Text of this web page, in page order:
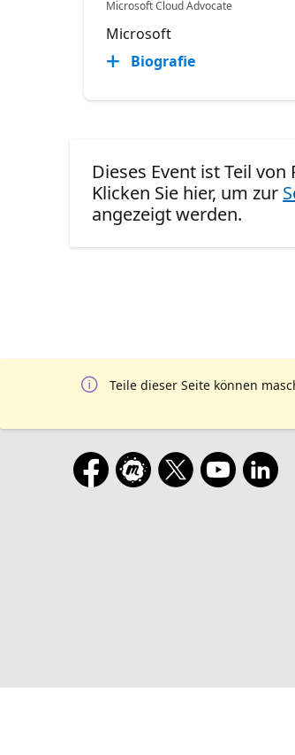
Microsoft Cloud Advocate
Microsoft
Biografie
Dieses Event ist Teil
Klicken Sie hier, um zur
angezeigt werden.
Teile dieser Seite können